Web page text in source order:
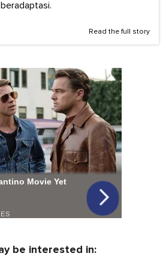
Read the full story
be interested in: